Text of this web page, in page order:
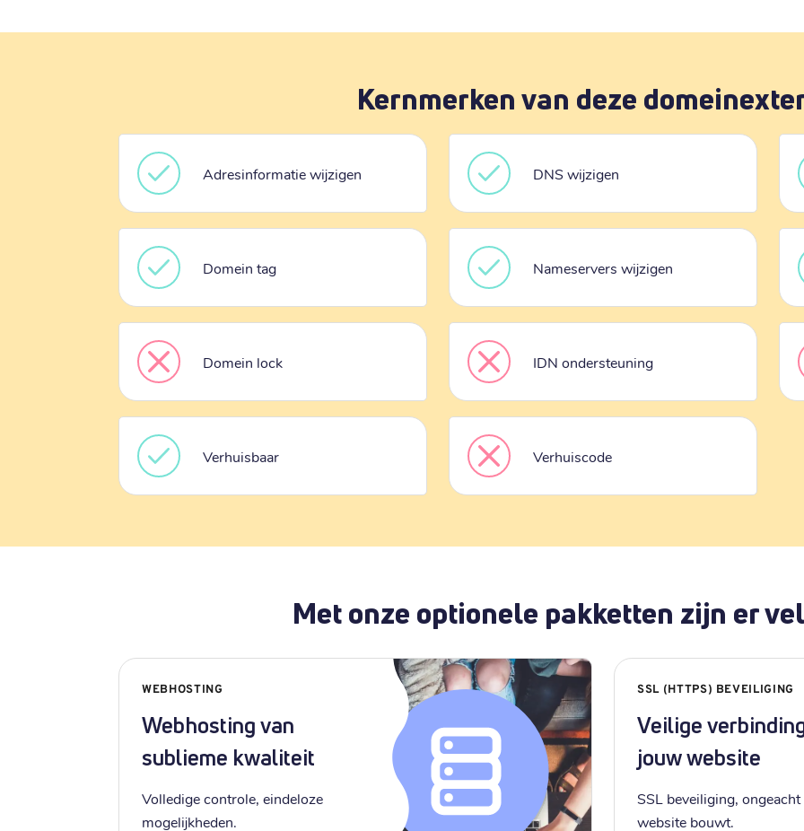
Kernmerken van deze
Adresinformatie wijzigen DNS wijzigen
Domein tag Nameservers wijzigen
Domein lock IDN ondersteuning
Verhuisbaar Verhuiscode
Met onze optionele pakketten zijn er
WEBHOSTING
Webhosting van
sublieme kwaliteit
Volledige controle, eindeloze
mogelijkheden.
SSL (HTTPS) BEVEILIGING
Veilige
jouw website
SSL beveiliging, ongeacht
website bouwt.